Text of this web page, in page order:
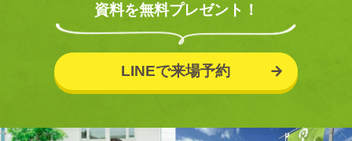
資料を無料プレゼント！
LINEで来場予約